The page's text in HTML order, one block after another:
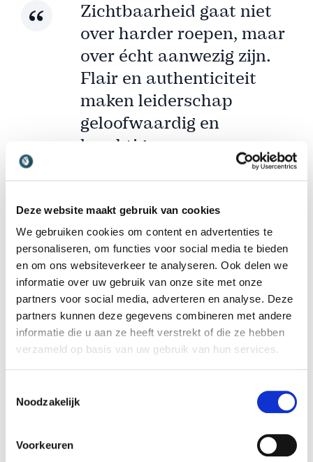
Deze website maakt gebruik van cookies
We gebruiken cookies om content en advertenties te
personaliseren, om functies voor social media te bieden
en om ons websiteverkeer te analyseren. Ook delen we
informatie over uw gebruik van onze site met onze
partners voor social media, adverteren en analyse. Deze
partners kunnen deze gegevens combineren met andere
informatie die u aan ze heeft verstrekt of die ze hebben
verzameld op basis van uw gebruik van hun services.
Noodzakelijk
Voorkeuren
Zichtbaarheid gaat niet
over harder roepen, maar
over écht aanwezig zijn.
Flair en authenticiteit
maken leiderschap
geloofwaardig en
krachtig.
Wat betekent zichtbaar leiderschap
voor jou persoonlijk?
“Voor mij is zichtbaar leiderschap de vrijheid om
mezelf te zijn en mijn energie vol in te zetten, ook
als dat spannend voelt. Het gaat om lef, flair en
verbinding. Ik geloof dat iedereen die sparkle in
zich heeft – mijn missie is om die vlam weer aan te
wakkeren, zodat mensen niet alleen presteren,
Boek spreker Maxime Coesèl
bij Athenas
Wil je jouw organisatie versterken met meer flair,